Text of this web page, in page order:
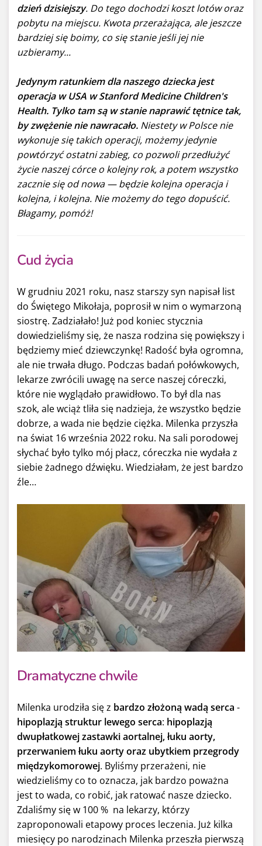
dzień dzisiejszy. Do tego dochodzi koszt lotów oraz
pobytu na miejscu. Kwota przerażająca, ale jeszcze
bardziej się boimy, co się stanie jeśli jej nie
uzbieramy...
Jedynym ratunkiem dla naszego dziecka jest
operacja w USA w Stanford Medicine Children's
Health. Tylko tam są w stanie naprawić tętnice tak,
by zwężenie nie nawracało. Niestety w Polsce nie
wykonuje się takich operacji, możemy jedynie
powtórzyć ostatni zabieg, co pozwoli przedłużyć
życie naszej córce o kolejny rok, a potem wszystko
zacznie się od nowa — będzie kolejna operacja i
kolejna, i kolejna. Nie możemy do tego dopuścić.
Błagamy, pomóż!
Cud życia
W grudniu 2021 roku, nasz starszy syn napisał list
do Świętego Mikołaja, poprosił w nim o wymarzoną
siostrę. Zadziałało! Już pod koniec stycznia
dowiedzieliśmy się, że nasza rodzina się powiększy i
będziemy mieć dziewczynkę! Radość była ogromna,
ale nie trwała długo. Podczas badań połówkowych,
lekarze zwrócili uwagę na serce naszej córeczki,
które nie wyglądało prawidłowo. To był dla nas
szok, ale wciąż tliła się nadzieja, że wszystko będzie
dobrze, a wada nie będzie ciężka. Milenka przyszła
na świat 16 września 2022 roku. Na sali porodowej
słychać było tylko mój płacz, córeczka nie wydała z
siebie żadnego dźwięku. Wiedziałam, że jest bardzo
źle…
Dramatyczne chwile
Milenka urodziła się z bardzo złożoną wadą serca -
hipoplazją struktur lewego serca: hipoplazją
dwupłatkowej zastawki aortalnej, łuku aorty,
przerwaniem łuku aorty oraz ubytkiem przegrody
międzykomorowej. Byliśmy przerażeni, nie
wiedzieliśmy co to oznacza, jak bardzo poważna
jest to wada, co robić, jak ratować nasze dziecko.
Zdaliśmy się w 100 % na lekarzy, którzy
zaproponowali etapowy proces leczenia. Już kilka
miesięcy po narodzinach Milenka przeszła pierwszą